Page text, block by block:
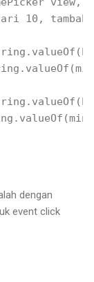
10,
dengan
event click